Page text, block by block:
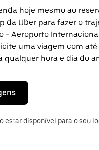
hoje mesmo ao
da Uber para fazer o
- Aeroporto
uma viagem com
qualquer hora e dia do
estar disponível para o seu